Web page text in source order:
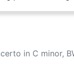
in C minor,